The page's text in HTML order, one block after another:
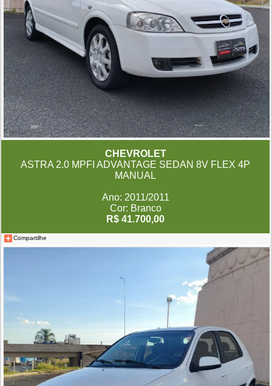
CHEVROLET
ASTRA 2.0 MPFI ADVANTAGE SEDAN 8V FLEX 4P
MANUAL
Ano: 2011/2011
Cor: Branco
R$ 41.700,00
Compartilhe